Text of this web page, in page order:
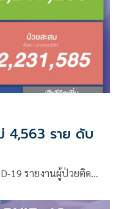
4,563 ราย ดับ
19 รายงานผู้ป่วยติด…